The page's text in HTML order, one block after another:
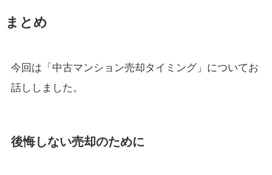
まとめ
今回は「中古マンション売却タイミング」についてお
話ししました。
後悔しない売却のために